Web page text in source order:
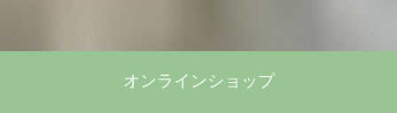
オンラインショップ